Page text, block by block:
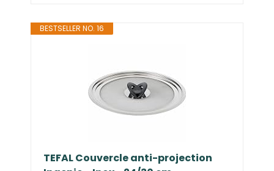
BESTSELLER NO. 16
TEFAL Couvercle anti-projection